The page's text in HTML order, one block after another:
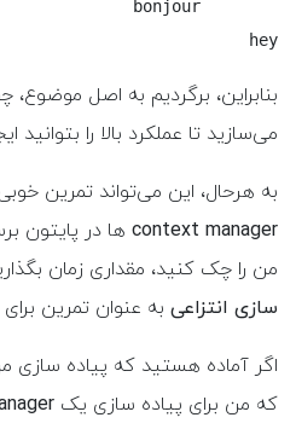
hey
بنابراین، برگردیم به اصل موضوع،
می‌سازید تا عملکرد بالا را بتوانید
به هرحال، این می‌تواند تمرین
context manager ها در پایتون
من را چک کنید، مقداری زمان
سازی انتزاعی به عنوان تمرین
اگر آماده هستید که پیاده سازی
که من برای پیاده سازی یک